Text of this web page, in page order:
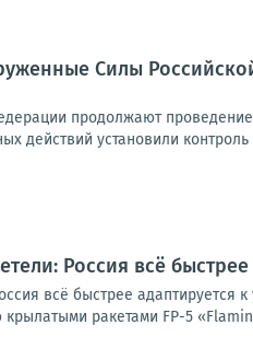
Силы
продолжают
действий установили
Россия всё
всё быстрее
крылатыми ракетами FP-5